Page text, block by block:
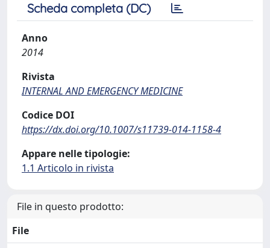
Scheda completa (DC)
Anno
2014
Rivista
INTERNAL AND EMERGENCY MEDICINE
Codice DOI
https://dx.doi.org/10.1007/s11739-014-1158-4
Appare nelle tipologie:
1.1 Articolo in rivista
File in questo prodotto:
File